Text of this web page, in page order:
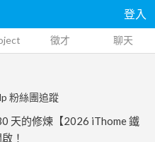
登入
徵才 聊天
粉絲團追蹤
天的修煉【2026 iThome 鐵
！